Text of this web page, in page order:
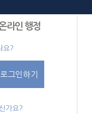
라인 행정
요?
그인하기
가요?